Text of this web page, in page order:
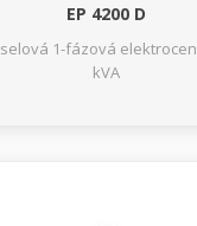
EP 4200 D
1-fázová
kVA